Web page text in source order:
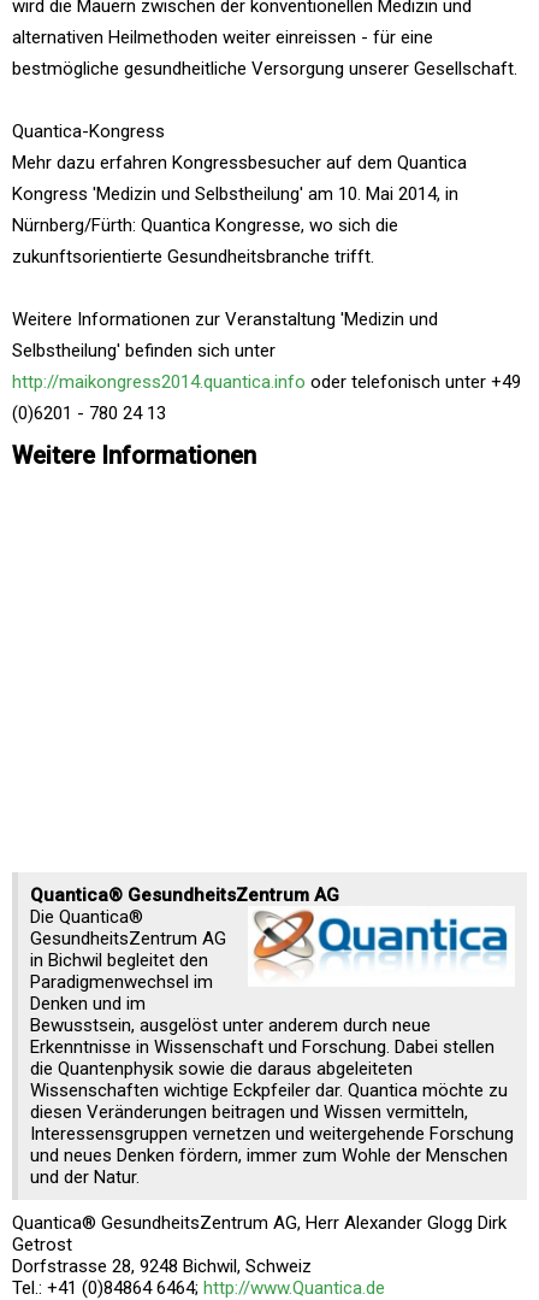
wird die Mauern zwischen der konventionellen Medizin und
alternativen Heilmethoden weiter einreissen - für eine
bestmögliche gesundheitliche Versorgung unserer Gesellschaft.
Quantica-Kongress
Mehr dazu erfahren Kongressbesucher auf dem Quantica
Kongress 'Medizin und Selbstheilung' am 10. Mai 2014, in
Nürnberg/Fürth: Quantica Kongresse, wo sich die
zukunftsorientierte Gesundheitsbranche trifft.
Weitere Informationen zur Veranstaltung 'Medizin und
Selbstheilung' befinden sich unter
http://maikongress2014.quantica.info oder telefonisch unter +49
(0)6201 - 780 24 13
Weitere Informationen
Quantica® GesundheitsZentrum AG
Die Quantica®
GesundheitsZentrum AG
in Bichwil begleitet den
Paradigmenwechsel im
Denken und im
Bewusstsein, ausgelöst unter anderem durch neue
Erkenntnisse in Wissenschaft und Forschung. Dabei stellen
die Quantenphysik sowie die daraus abgeleiteten
Wissenschaften wichtige Eckpfeiler dar. Quantica möchte zu
diesen Veränderungen beitragen und Wissen vermitteln,
Interessensgruppen vernetzen und weitergehende Forschung
und neues Denken fördern, immer zum Wohle der Menschen
und der Natur.
Quantica® GesundheitsZentrum AG, Herr Alexander Glogg Dirk
Getrost
Dorfstrasse 28, 9248 Bichwil, Schweiz
Tel.: +41 (0)84864 6464; http://www.Quantica.de